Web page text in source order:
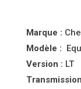
Marque :
Modèle :
Version : LT